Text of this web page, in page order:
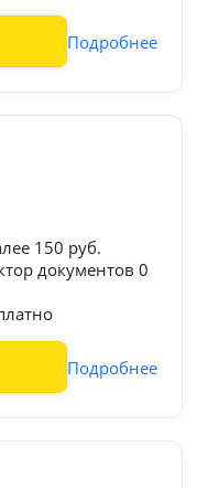
Подробнее
150 руб.
документов 0
Подробнее